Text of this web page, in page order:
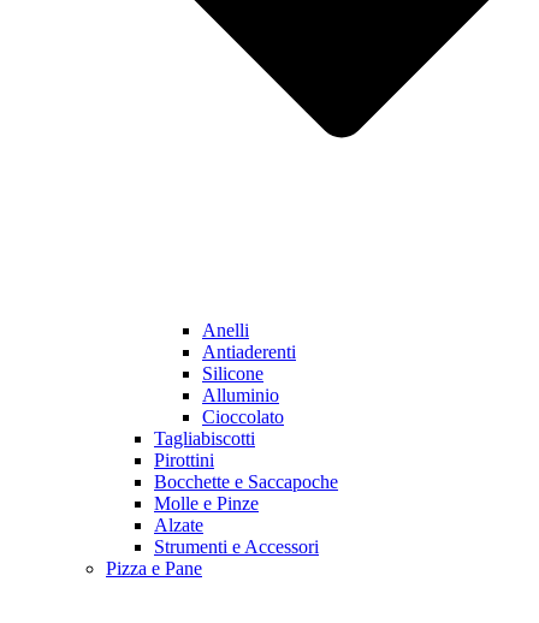
Anelli
Antiaderenti
Silicone
Alluminio
Cioccolato
Tagliabiscotti
Pirottini
Bocchette e Saccapoche
Molle e Pinze
Alzate
Strumenti e Accessori
Pizza e Pane